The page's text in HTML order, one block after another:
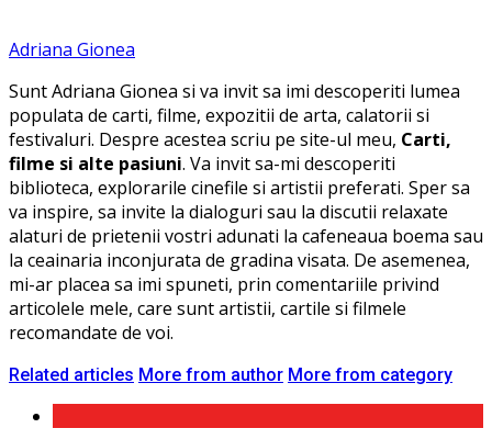
Adriana Gionea
Sunt Adriana Gionea si va invit sa imi descoperiti lumea
populata de carti, filme, expozitii de arta, calatorii si
festivaluri. Despre acestea scriu pe site-ul meu, Carti,
filme si alte pasiuni. Va invit sa-mi descoperiti
biblioteca, explorarile cinefile si artistii preferati. Sper sa
va inspire, sa invite la dialoguri sau la discutii relaxate
alaturi de prietenii vostri adunati la cafeneaua boema sau
la ceainaria inconjurata de gradina visata. De asemenea,
mi-ar placea sa imi spuneti, prin comentariile privind
articolele mele, care sunt artistii, cartile si filmele
recomandate de voi.
Related articles More from author More from category